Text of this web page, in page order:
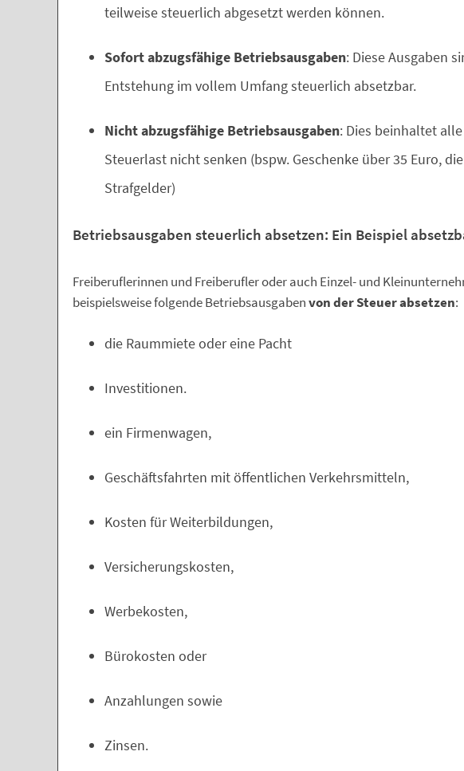
teilweise steuerlich abgesetzt werden können.
Sofort abzugsfähige Betriebsausgaben: Diese Ausgaben
Entstehung im vollem Umfang steuerlich absetzbar.
Nicht abzugsfähige Betriebsausgaben: Dies beinhaltet
Steuerlast nicht senken (bspw. Geschenke über 35 Euro,
Strafgelder)
Betriebsausgaben steuerlich absetzen: Ein Beispiel
Freiberuflerinnen und Freiberufler oder auch Einzel- und
beispielsweise folgende Betriebsausgabenvon der Steuer absetzen:
die Raummiete oder eine Pacht
Investitionen.
ein Firmenwagen,
Geschäftsfahrten mit öffentlichen Verkehrsmitteln,
Kosten für Weiterbildungen,
Versicherungskosten,
Werbekosten,
Bürokosten oder
Anzahlungen sowie
Zinsen.